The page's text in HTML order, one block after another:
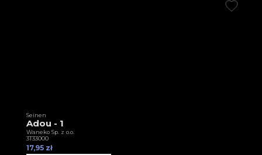
Seinen
Adou - 1
Waneko Sp. z o.o.
3T33000
17,95 zł